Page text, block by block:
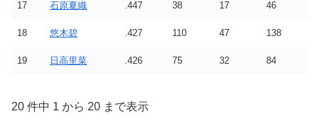
17 石原夏織 .447 38 17 46
18 悠木碧 .427 110 47 138
19 日高里菜 .426 75 32 84
20 件中 1 から 20 まで表示